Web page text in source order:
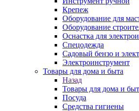
Крепеж
Оборудование для
Оборудование
Оснастка для
Спецодежда
Садовый бензо и
Электроинструмент
Товары для дома и быта
Назад
Товары для дома и
Посуда
Средства гигиены